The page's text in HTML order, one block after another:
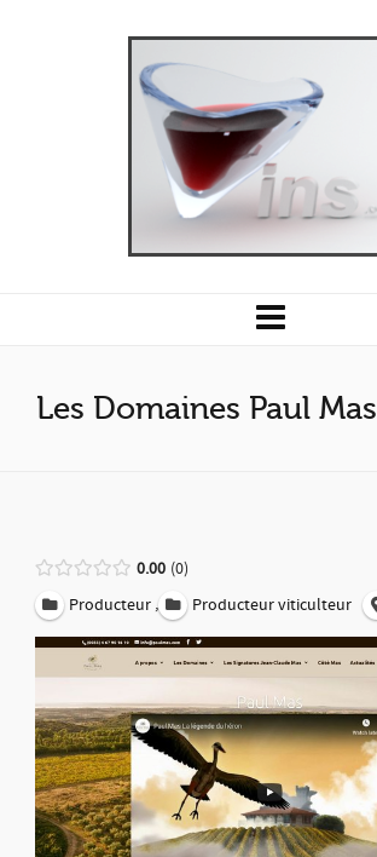
Les Domaines Paul Mas
0.00 0
Producteur , Producteur viticulteur